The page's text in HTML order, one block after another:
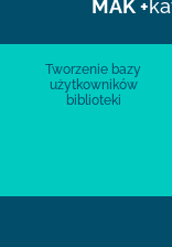
MAK +
Tworzenie bazy
użytkowników
biblioteki